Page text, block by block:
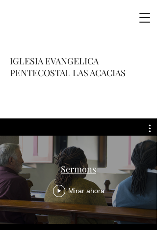
IGLESIA EVANGELICA
PENTECOSTAL LAS ACACIAS
Sermons
Mirar ahora